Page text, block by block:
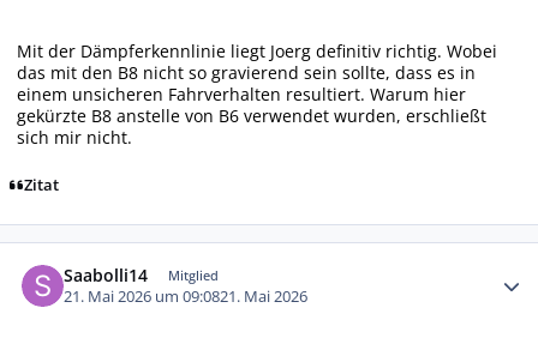
Mit der Dämpferkennlinie liegt Joerg definitiv richtig. Wobei
das mit den B8 nicht so gravierend sein sollte, dass es in
einem unsicheren Fahrverhalten resultiert. Warum hier
gekürzte B8 anstelle von B6 verwendet wurden, erschließt
sich mir nicht.
Zitat
Saabolli14 Mitglied
21. Mai 2026 um 09:0821. Mai 2026